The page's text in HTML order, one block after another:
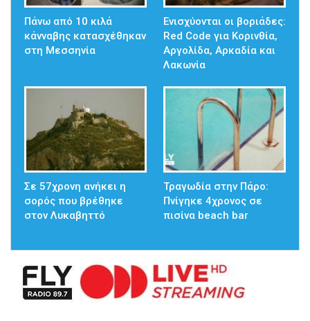
Πάνω από 10 κιλά
κάνναβης κατασχέθηκαν
στη Μεσσηνία
Ενισχύονται οι βοριάδες:
Red Code για Κορινθία,
Αργολίδα, Αρκαδία και
Λακωνία
Σε 57χρονη ανήκει η
σορός που βρέθηκε
στον Λυκαβηττό
Τραγωδία στην Πάρο:
Πνίγηκε 4χρονος σε
πισίνα beach bar